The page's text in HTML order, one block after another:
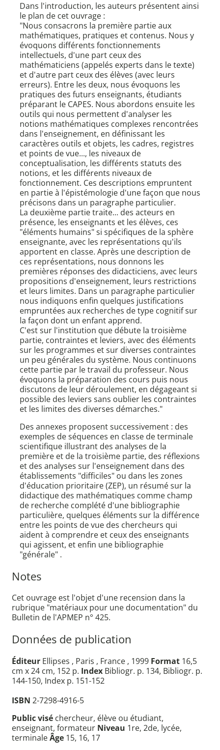
Dans l'introduction, les auteurs présentent ainsi
le plan de cet ouvrage :
"Nous consacrons la première partie aux
mathématiques, pratiques et contenus. Nous y
évoquons différents fonctionnements
intellectuels, d'une part ceux des
mathématiciens (appelés experts dans le texte)
et d'autre part ceux des élèves (avec leurs
erreurs). Entre les deux, nous évoquons les
pratiques des futurs enseignants, étudiants
préparant le CAPES. Nous abordons ensuite les
outils qui nous permettent d'analyser les
notions mathématiques complexes rencontrées
dans l'enseignement, en définissant les
caractères outils et objets, les cadres, registres
et points de vue..., les niveaux de
conceptualisation, les différents statuts des
notions, et les différents niveaux de
fonctionnement. Ces descriptions empruntent
en partie à l'épistémologie d'une façon que nous
précisons dans un paragraphe particulier.
La deuxième partie traite... des acteurs en
présence, les enseignants et les élèves, ces
"éléments humains" si spécifiques de la sphère
enseignante, avec les représentations qu'ils
apportent en classe. Après une description de
ces représentations, nous donnons les
premières réponses des didacticiens, avec leurs
propositions d'enseignement, leurs restrictions
et leurs limites. Dans un paragraphe particulier
nous indiquons enfin quelques justifications
empruntées aux recherches de type cognitif sur
la façon dont un enfant apprend.
C'est sur l'institution que débute la troisième
partie, contraintes et leviers, avec des éléments
sur les programmes et sur diverses contraintes
un peu générales du système. Nous continuons
cette partie par le travail du professeur. Nous
évoquons la préparation des cours puis nous
discutons de leur déroulement, en dégageant si
possible des leviers sans oublier les contraintes
et les limites des diverses démarches."
Des annexes proposent successivement : des
exemples de séquences en classe de terminale
scientifique illustrant des analyses de la
première et de la troisième partie, des réflexions
et des analyses sur l'enseignement dans des
établissements "difficiles" ou dans les zones
d'éducation prioritaire (ZEP), un résumé sur la
didactique des mathématiques comme champ
de recherche complété d'une bibliographie
particulière, quelques éléments sur la différence
entre les points de vue des chercheurs qui
aident à comprendre et ceux des enseignants
qui agissent, et enfin une bibliographie
"générale" .
Notes
Cet ouvrage est l'objet d'une recension dans la
rubrique "matériaux pour une documentation" du
Bulletin de l'APMEP n° 425.
Données de publication
Éditeur Ellipses , Paris , France , 1999 Format 16,5
cm x 24 cm, 152 p. Index Bibliogr. p. 134, Bibliogr. p.
144-150, Index p. 151-152
ISBN 2-7298-4916-5
Public visé chercheur, élève ou étudiant,
enseignant, formateur Niveau 1re, 2de, lycée,
terminaleÂge 15, 16, 17